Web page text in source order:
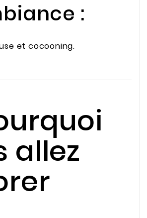
:
et cocooning.
allez